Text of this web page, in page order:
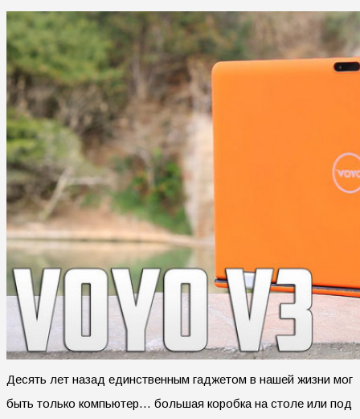
Десять лет назад единственным гаджетом в нашей жизни мог
быть только компьютер… большая коробка на столе или под